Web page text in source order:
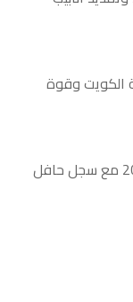
الكويت وقوة
نعمل في السوق الكويتي منذ عام 2017 مع سجل حافل